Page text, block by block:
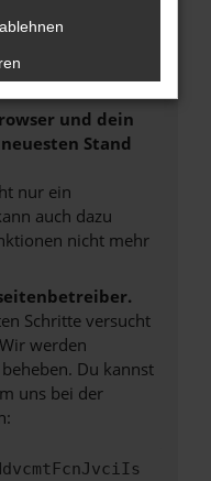
vorübergehende
und dein
Stand
nur ein
auch dazu
nicht mehr
Schritte versucht
werden
Du kannst
uns bei der